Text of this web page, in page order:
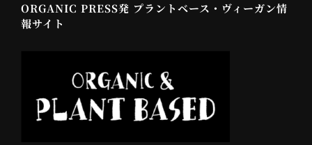
ORGANIC PRESS発 プラントベース・ヴィーガン情
報サイト